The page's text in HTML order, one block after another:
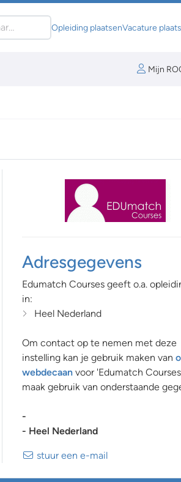
Opleiding plaatsenVacature
Mijn
Adresgegevens
Edumatch Courses geeft o.a.
in:
Heel Nederland
Om contact op te nemen met deze
instelling kan je gebruik maken van
webdecaan voor 'Edumatch
maak gebruik van onderstaande
-
- Heel Nederland
stuur een e-mail